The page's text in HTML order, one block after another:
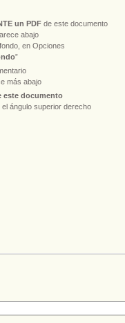
un PDFde este documento
abajo
en Opciones
”
más abajo
este documento
ángulo superior derecho